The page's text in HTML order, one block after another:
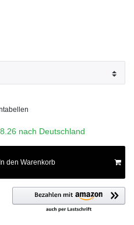
nach Deutschland
In den Warenkorb